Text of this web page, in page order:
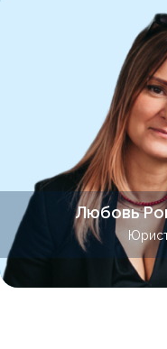
Специализируется
проектов различной
сложности в сфере
административного и
права. Имеет
взаимодействия с
органами, включая
на требования,
проверок,
Любовь